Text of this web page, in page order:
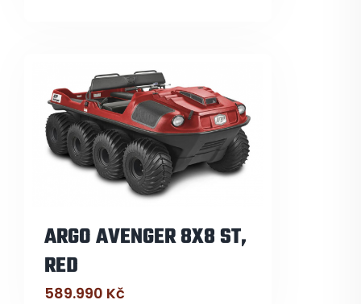
ARGO AVENGER 8X8 ST,
RED
589.990 Kč